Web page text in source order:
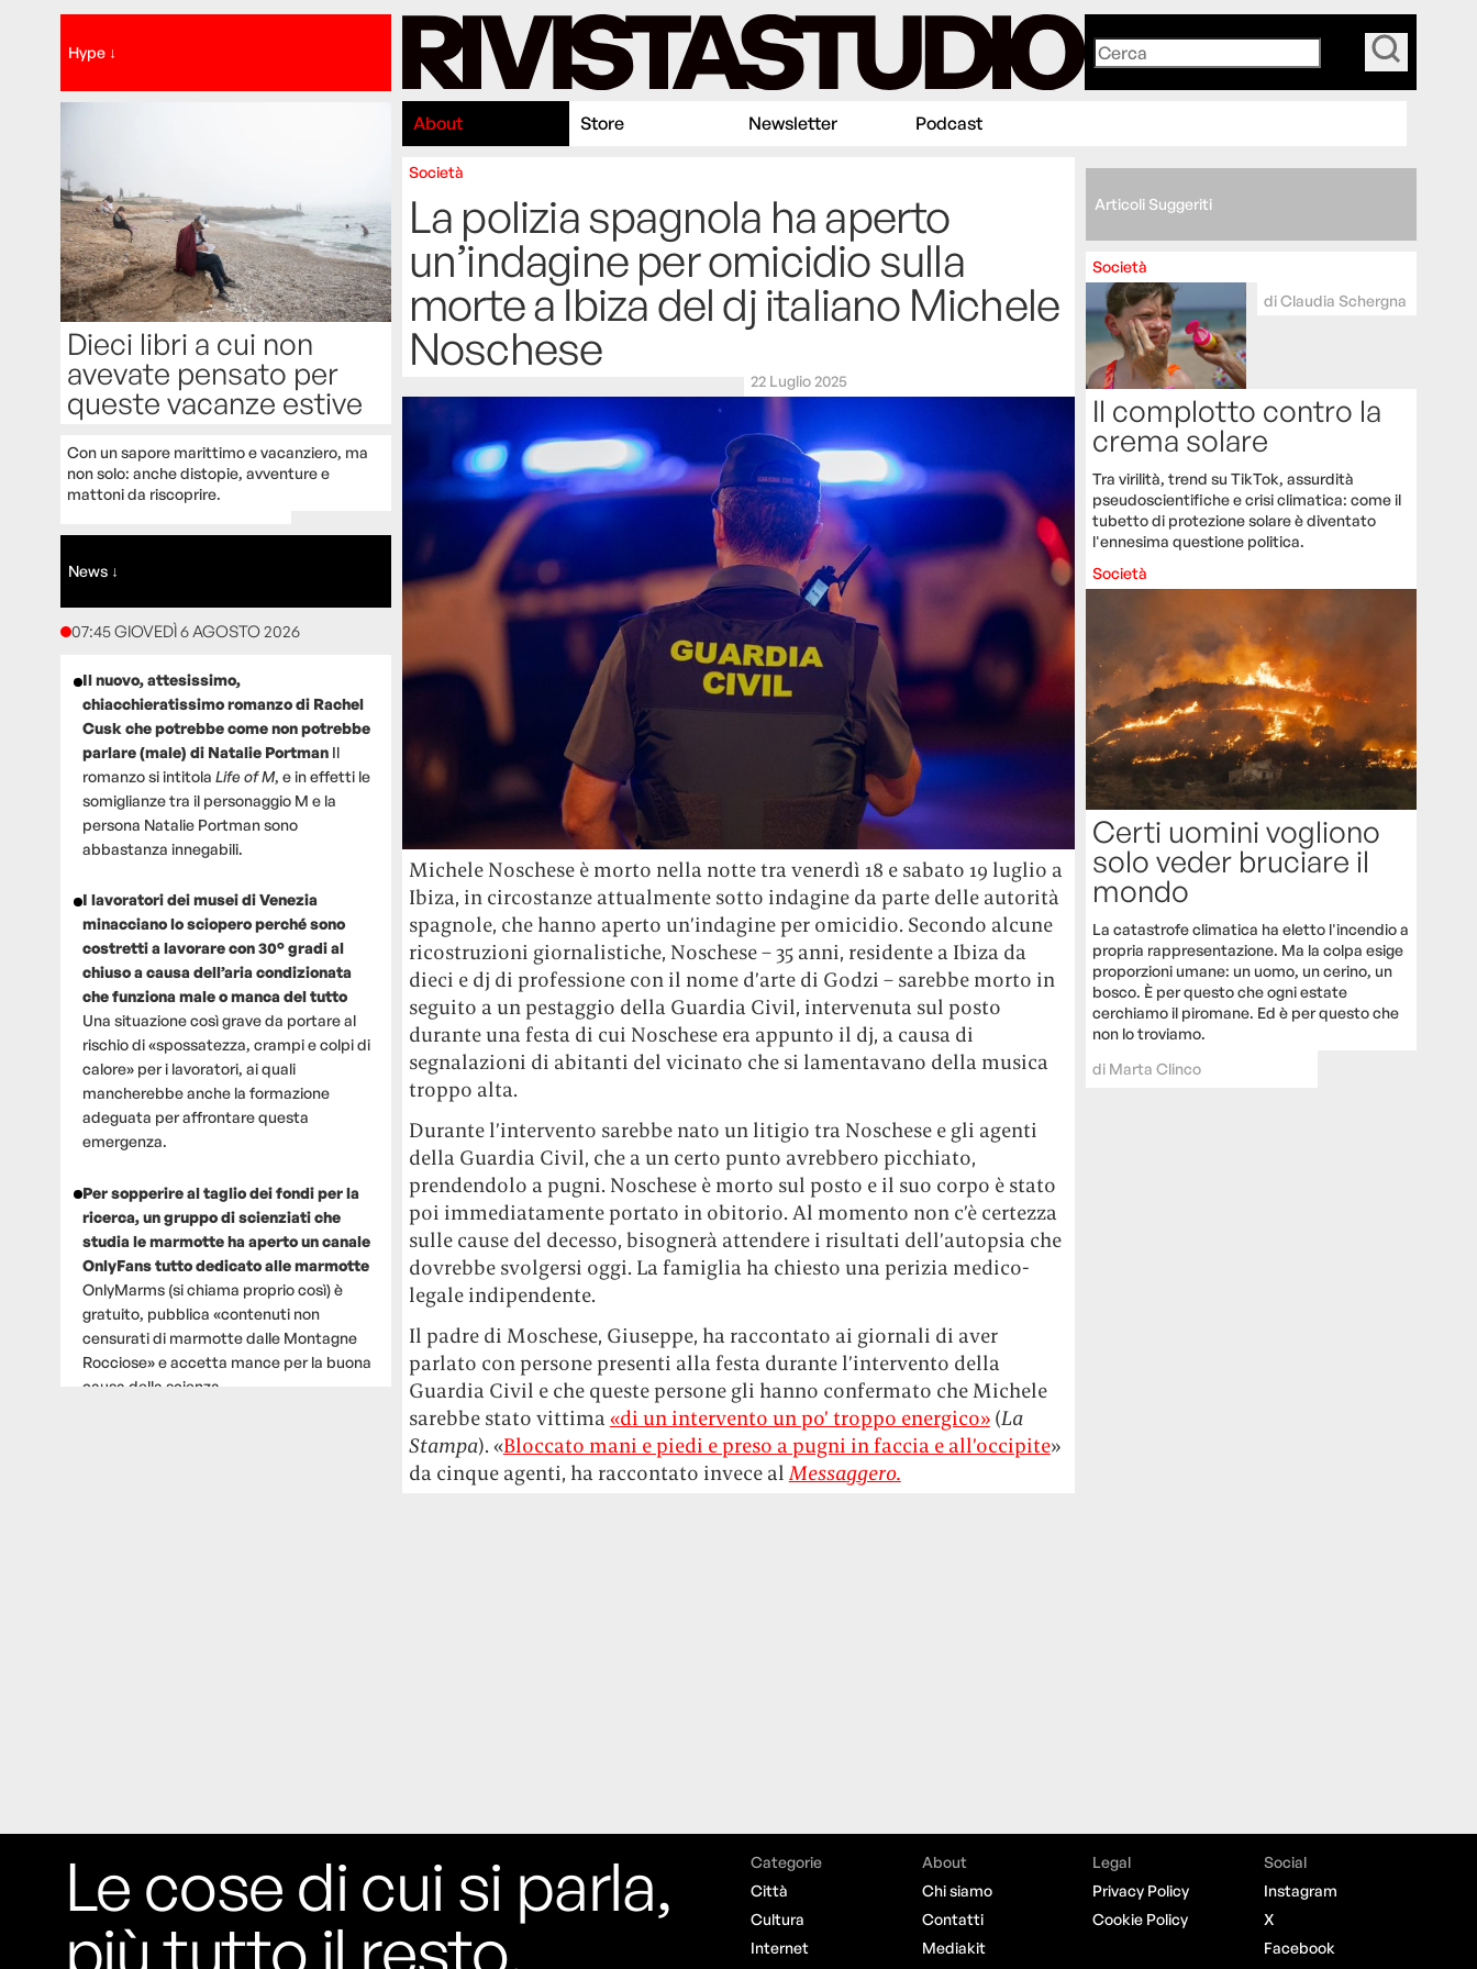
Hype ↓
Dieci libri a cui non
avevate pensato per
queste vacanze estive
Con un sapore marittimo e vacanziero, ma
non solo: anche distopie, avventure e
mattoni da riscoprire.
News ↓
07:45 GIOVEDÌ 6 AGOSTO 2026
Il nuovo, attesissimo,
chiacchieratissimo romanzo di Rachel
Cusk che potrebbe come non potrebbe
parlare (male) di Natalie Portman Il
romanzo si intitola Life of M, e in effetti le
somiglianze tra il personaggio M e la
persona Natalie Portman sono
abbastanza innegabili.
I lavoratori dei musei di Venezia
minacciano lo sciopero perché sono
costretti a lavorare con 30° gradi al
chiuso a causa dell’aria condizionata
che funziona male o manca del tutto
Una situazione così grave da portare al
rischio di «spossatezza, crampi e colpi di
calore» per i lavoratori, ai quali
mancherebbe anche la formazione
adeguata per affrontare questa
emergenza.
Per sopperire al taglio dei fondi per la
ricerca, un gruppo di scienziati che
studia le marmotte ha aperto un canale
OnlyFans tutto dedicato alle marmotte
OnlyMarms (si chiama proprio così) è
gratuito, pubblica «contenuti non
censurati di marmotte dalle Montagne
Rocciose» e accetta mance per la buona
causa della scienza.
feriti nella guerra in IranPare su
richiesta diretta dalla Casa Bianca.
Risultato: 4 morti "in meno" e circa 600
feriti in più.
About Store Newsletter Podcast
Società
La polizia spagnola ha aperto
un’indagine per omicidio sulla
morte a Ibiza del dj italiano Michele
Noschese
22 Luglio 2025
Michele Noschese è morto nella notte tra venerdì 18 e sabato 19 luglio a
Ibiza, in circostanze attualmente sotto indagine da parte delle autorità
spagnole, che hanno aperto un’indagine per omicidio. Secondo alcune
ricostruzioni giornalistiche, Noschese – 35 anni, residente a Ibiza da
dieci e dj di professione con il nome d’arte di Godzi – sarebbe morto in
seguito a un pestaggio della Guardia Civil, intervenuta sul posto
durante una festa di cui Noschese era appunto il dj, a causa di
segnalazioni di abitanti del vicinato che si lamentavano della musica
troppo alta.
Durante l’intervento sarebbe nato un litigio tra Noschese e gli agenti
della Guardia Civil, che a un certo punto avrebbero picchiato,
prendendolo a pugni. Noschese è morto sul posto e il suo corpo è stato
poi immediatamente portato in obitorio. Al momento non c’è certezza
sulle cause del decesso, bisognerà attendere i risultati dell’autopsia che
dovrebbe svolgersi oggi. La famiglia ha chiesto una perizia medico-
legale indipendente.
Il padre di Moschese, Giuseppe, ha raccontato ai giornali di aver
parlato con persone presenti alla festa durante l’intervento della
Guardia Civil e che queste persone gli hanno confermato che Michele
sarebbe stato vittima «di un intervento un po’ troppo energico»(La
Stampa). «Bloccato mani e piedi e preso a pugni in faccia e all’occipite»
da cinque agenti, ha raccontato invece al Messaggero.
Articoli Suggeriti
Società
diClaudia Schergna
Il complotto contro la
crema solare
Tra virilità, trend su TikTok, assurdità
pseudoscientifiche e crisi climatica: come il
tubetto di protezione solare è diventato
l'ennesima questione politica.
Società
Certi uomini vogliono
solo veder bruciare il
mondo
La catastrofe climatica ha eletto l'incendio a
propria rappresentazione. Ma la colpa esige
proporzioni umane: un uomo, un cerino, un
bosco. È per questo che ogni estate
cerchiamo il piromane. Ed è per questo che
non lo troviamo.
di Marta Clinco
Le cose di cui si parla,
più tutto il resto.
Categorie
Città
Cultura
Internet
About
Chi siamo
Contatti
Mediakit
Legal
Privacy Policy
Cookie Policy
Social
Instagram
X
Facebook